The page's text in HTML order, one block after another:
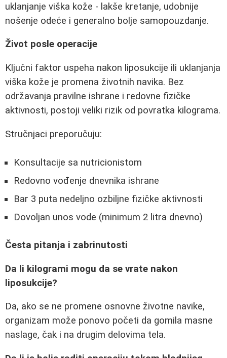
uklanjanje viška kože - lakše kretanje, udobnije
nošenje odeće i generalno bolje samopouzdanje.
Život posle operacije
Ključni faktor uspeha nakon liposukcije ili uklanjanja
viška kože je promena životnih navika. Bez
održavanja pravilne ishrane i redovne fizičke
aktivnosti, postoji veliki rizik od povratka kilograma.
Stručnjaci preporučuju:
Konsultacije sa nutricionistom
Redovno vođenje dnevnika ishrane
Bar 3 puta nedeljno ozbiljne fizičke aktivnosti
Dovoljan unos vode (minimum 2 litra dnevno)
Česta pitanja i zabrinutosti
Da li kilogrami mogu da se vrate nakon
liposukcije?
Da, ako se ne promene osnovne životne navike,
organizam može ponovo početi da gomila masne
naslage, čak i na drugim delovima tela.